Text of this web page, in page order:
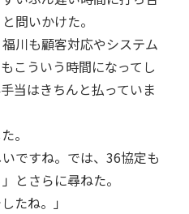
問いかけた。
川も顧客対応やシステム
こういう時間になってし
当はきちんと払っていま
。
ですね。では、36協定も
とさらに尋ねた。
たね。」